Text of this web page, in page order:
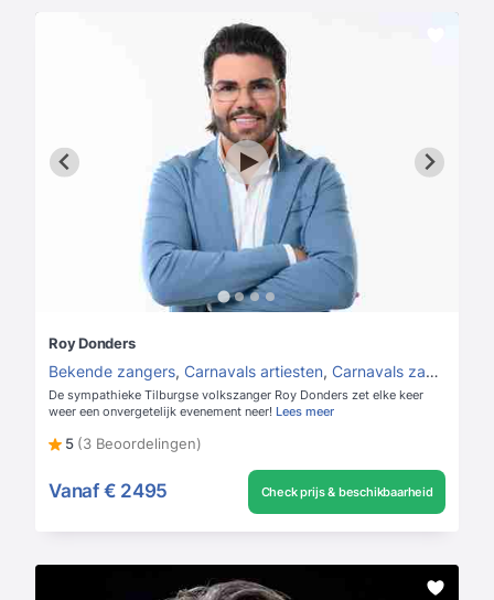
Roy Donders
Bekende zangers, Carnavals artiesten, Carnavals zangers
De sympathieke Tilburgse volkszanger Roy Donders zet elke keer
weer een onvergetelijk evenement neer! Lees meer
5 (3 Beoordelingen)
Vanaf € 2495 Check prijs & beschikbaarheid